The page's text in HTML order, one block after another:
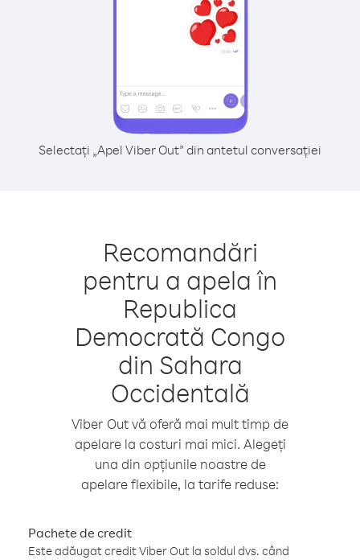
Selectați „Apel Viber Out” din antetul conversației
Recomandări
pentru a apela în
Republica
Democrată Congo
din Sahara
Occidentală
Viber Out vă oferă mai mult timp de
apelare la costuri mai mici. Alegeți
una din opțiunile noastre de
apelare flexibile, la tarife reduse:
Pachete de credit
Este adăugat credit Viber Out la soldul dvs. când